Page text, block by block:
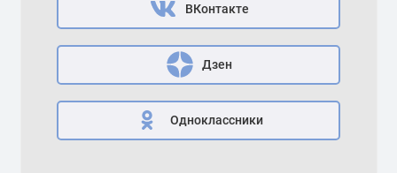
ВКонтакте
Дзен
Одноклассники